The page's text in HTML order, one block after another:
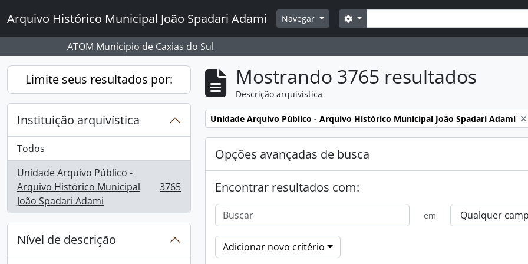
Arquivo Histórico Municipal João Spadari Adami Navegar Buscar
Opções de busca
ATOM Municipio de Caxias do Sul
Limite seus resultados por:
Instituição arquivística
Todos
Unidade Arquivo Público -
Arquivo Histórico Municipal
João Spadari Adami
, 3765 resultados 3765
Nível de descrição
Mostrando 3765 resultados
Descrição arquivística
Remover filtro:
Unidade Arquivo Público - Arquivo Histórico Municipal João Spadari Adami
Opções avançadas de busca
Encontrar resultados com:
em
Adicionar novo critério